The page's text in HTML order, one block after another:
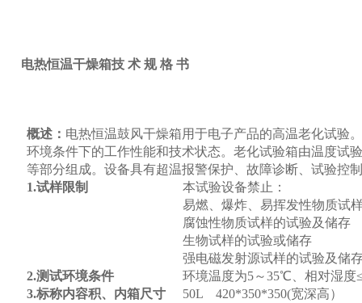
电热恒温干燥箱技 术 规 格 书
概述： 电热恒温鼓风干燥箱用于电子产品的高温老化试验
环境条件下的工作性能和技术状态。老化试验箱由温度试
等部分组成。设备具有超温报警保护、故障诊断、试验控
1.试样限制
本试验设备禁止：
易燃、爆炸、易挥发性物质试
腐蚀性物质试样的试验及储存
生物试样的试验或储存
强电磁发射源试样的试验及储
2.测试环境条件 环境温度为5～35℃、相对湿度
3.标称内容积、内箱尺寸
50L 420*350*350(宽深高）